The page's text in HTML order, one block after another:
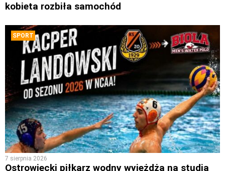
kobieta rozbiła samochód
SPORT
7 sierpnia 2026
Ostrowiecki piłkarz wodny wyjeżdża na studia